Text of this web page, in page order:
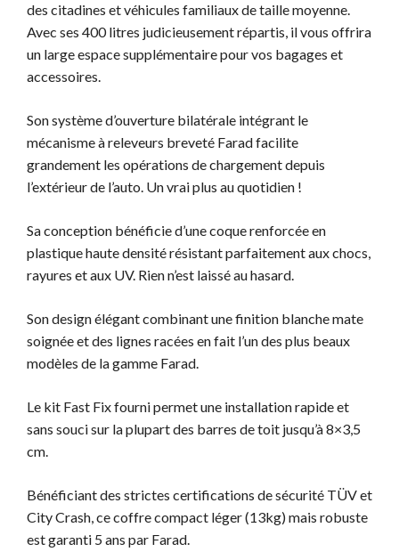
des citadines et véhicules familiaux de taille moyenne.
Avec ses 400 litres judicieusement répartis, il vous offrira
un large espace supplémentaire pour vos bagages et
accessoires.
Son système d’ouverture bilatérale intégrant le
mécanisme à releveurs breveté Farad facilite
grandement les opérations de chargement depuis
l’extérieur de l’auto. Un vrai plus au quotidien !
Sa conception bénéficie d’une coque renforcée en
plastique haute densité résistant parfaitement aux chocs,
rayures et aux UV. Rien n’est laissé au hasard.
Son design élégant combinant une finition blanche mate
soignée et des lignes racées en fait l’un des plus beaux
modèles de la gamme Farad.
Le kit Fast Fix fourni permet une installation rapide et
sans souci sur la plupart des barres de toit jusqu’à 8×3,5
cm.
Bénéficiant des strictes certifications de sécurité TÜV et
City Crash, ce coffre compact léger (13kg) mais robuste
est garanti 5 ans par Farad.